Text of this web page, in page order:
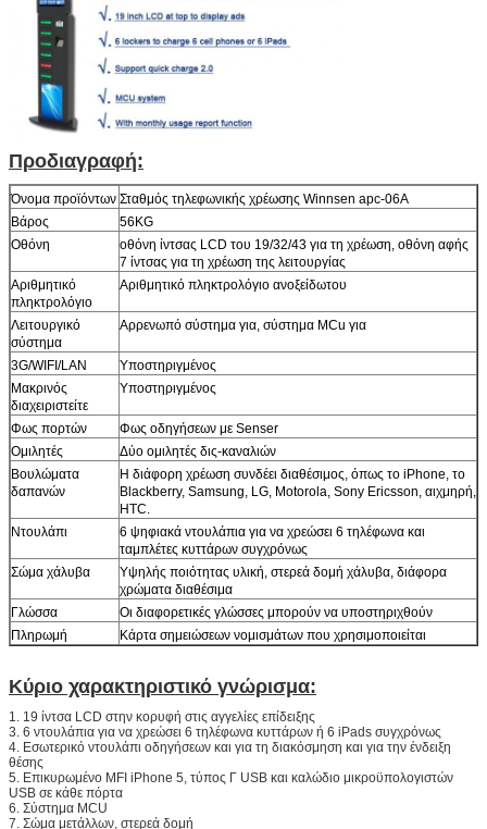
Αφήστε ένα μήνυμα
We bellen je snel terug!
Προδιαγραφή:
Όνομα προϊόντων Σταθμός τηλεφωνικής χρέωσης Winnsen apc-06A
Βάρος
56KG
Οθόνη
οθόνη ίντσας LCD του 19/32/43 για τη χρέωση, οθόνη αφής
7 ίντσας για τη χρέωση της λειτουργίας
Αριθμητικό
πληκτρολόγιο
Αριθμητικό πληκτρολόγιο ανοξείδωτου
Λειτουργικό
σύστημα
Αρρενωπό σύστημα για, σύστημα MCu για
3G/WIFI/LAN
Υποστηριγμένος
Μακρινός
διαχειριστείτε
Υποστηριγμένος
Φως πορτών
Φως οδηγήσεων με Senser
Ομιλητές
Δύο ομιλητές δις-καναλιών
Βουλώματα
δαπανών
Η διάφορη χρέωση συνδέει διαθέσιμος, όπως το iPhone, το
Blackberry, Samsung, LG, Motorola, Sony Ericsson, αιχμηρή,
HTC.
Ντουλάπι
6 ψηφιακά ντουλάπια για να χρεώσει 6 τηλέφωνα και
ταμπλέτες κυττάρων συγχρόνως
Σώμα χάλυβα
Υψηλής ποιότητας υλική, στερεά δομή χάλυβα, διάφορα
χρώματα διαθέσιμα
Γλώσσα
Οι διαφορετικές γλώσσες μπορούν να υποστηριχθούν
Πληρωμή
Κάρτα σημειώσεων νομισμάτων που χρησιμοποιείται
Κύριο χαρακτηριστικό γνώρισμα:
1. 19 ίντσα LCD στην κορυφή στις αγγελίες επίδειξης
3. 6 ντουλάπια για να χρεώσει 6 τηλέφωνα κυττάρων ή 6 iPads συγχρόνως
4. Εσωτερικό ντουλάπι οδηγήσεων και για τη διακόσμηση και για την ένδειξη
θέσης
5. Επικυρωμένο MFI iPhone 5, τύπος Γ USB και καλώδιο μικροϋπολογιστών
USB σε κάθε πόρτα
6. Σύστημα MCU
7. Σώμα μετάλλων, στερεά δομή